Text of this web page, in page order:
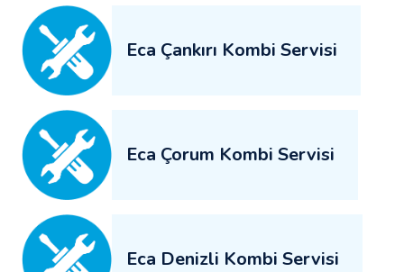
Eca Çankırı Kombi Servisi
Eca Çorum Kombi Servisi
Eca Denizli Kombi Servisi